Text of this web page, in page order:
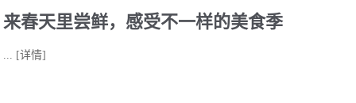
来春天里尝鲜，感受不一样的美食季
... [详情]